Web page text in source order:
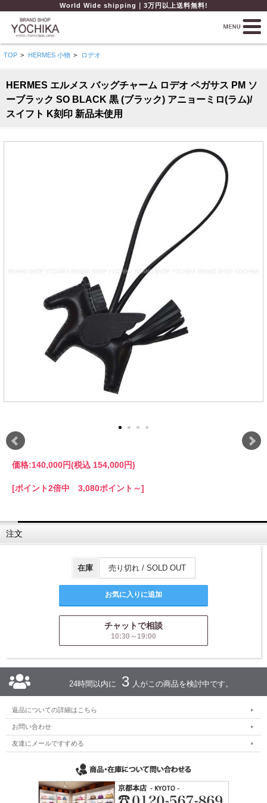
World Wide shipping｜3万円以上送料無料!
TOP > HERMES 小物 > ロデオ
HERMES エルメス バッグチャーム ロデオ ペガサス PM ソ
ーブラック SO BLACK 黒 (ブラック) アニョーミロ(ラム)/
スイフト K刻印 新品未使用
価格:140,000円(税込 154,000円)
[ポイント2倍中 3,080ポイント～]
注文
在庫 売り切れ / SOLD OUT
チャットで相談
10:30～19:00
24時間以内に 3 人がこの商品を検討中です。
返品についての詳細はこちら
お問い合わせ
友達にメールですすめる